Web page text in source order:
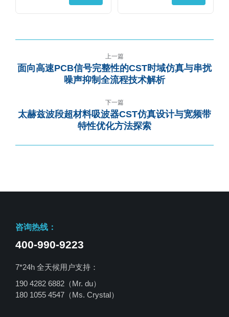
上一篇
面向高速PCB信号完整性的CST时域仿真与串扰
噪声抑制全流程技术解析
下一篇
太赫兹波段超材料吸波器CST仿真设计与宽频带
特性优化方法探索
咨询热线：
400-990-9223
7*24h 全天候用户支持：
190 4282 6882（Mr. du）
180 1055 4547 （Ms. Crystal）